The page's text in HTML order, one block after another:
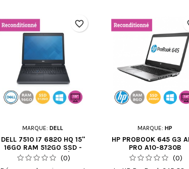
MARQUE:DELL
DELL 7510 I7 6820 HQ 15"
16GO RAM 512GO SSD -
RECONDITIONNÉ
(0)
favorite_border
MARQUE:HP
HP PROBOOK 645 G3
PRO A10-8730B
R5,10C/4C+6G
(0)